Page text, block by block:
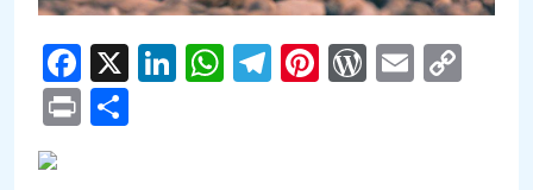
Facebook
X LinkedIn
WhatsApp
Telegram
Pinterest
Email
Print